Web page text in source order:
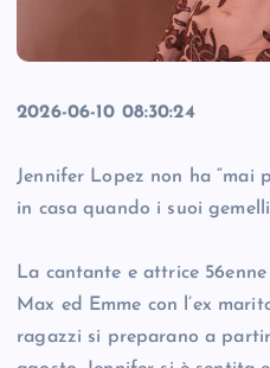
2026-06-10 08:30:24
Jennifer Lopez non ha “mai
in casa quando i suoi
La cantante e attrice
Max ed Emme con l’ex
ragazzi si preparano a